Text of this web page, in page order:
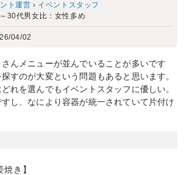
ト運営 › イベントスタッフ
30代男女比： 女性多め
04/02
んメニューが並んでいることが多いです
すのが大変という問題もあると思います。
れを選んでもイベントスタッフに優しい。
し、なにより容器が統一されていて片付け
き】